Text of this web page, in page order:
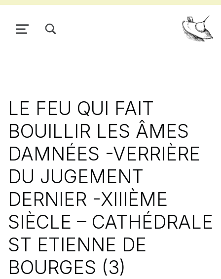
Pour
MENU
LE FEU QUI FAIT
BOUILLIR LES ÂMES
DAMNÉES -VERRIÈRE
DU JUGEMENT
DERNIER -XIIIÈME
SIÈCLE – CATHÉDRALE
ST ETIENNE DE
BOURGES (3)